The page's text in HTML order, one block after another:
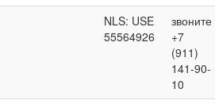
NLS: USE
55564926
звоните
+7
(911)
141-90-
10